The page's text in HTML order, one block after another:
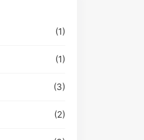
(1)
(1)
(3)
(2)